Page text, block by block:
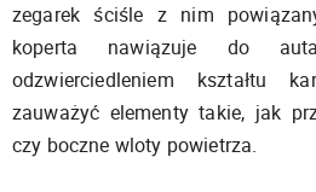
zegarek ściśle z nim
koperta nawiązuje do
odzwierciedleniem kształtu
zauważyć elementy takie, jak
czy boczne wloty powietrza.